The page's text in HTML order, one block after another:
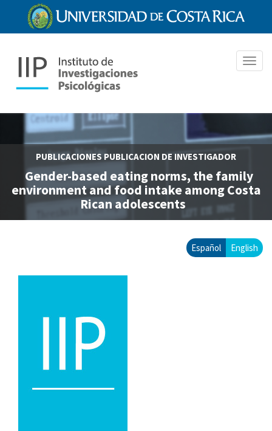
contenido
PUBLICACIONES PUBLICACION DE INVESTIGADOR
Gender-based eating norms, the family
environment and food intake among Costa
Rican adolescents
Español English